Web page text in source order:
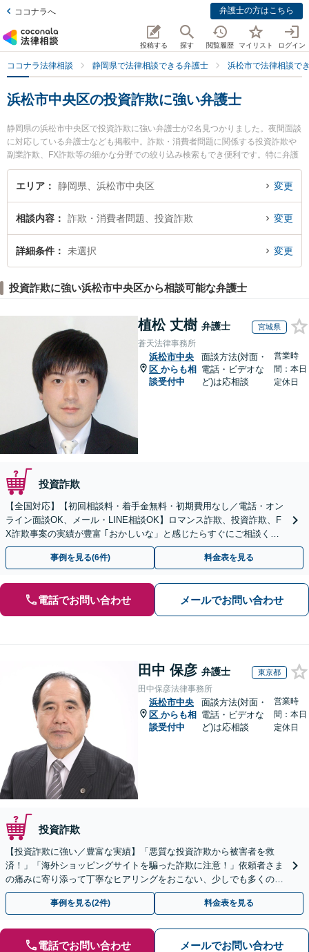
ココナラへ 弁護士の方はこちら
投稿する 探す 閲覧履歴 マイリスト ログイン
ココナラ法律相談 静岡県で法律相談できる弁護士 浜松市で法律相談で
浜松市中央区の投資詐欺に強い弁護士
静岡県の浜松市中央区で投資詐欺に強い弁護士が2名見つかりました。夜間面談
に対応している弁護士なども掲載中。詐欺・消費者問題に関係する投資詐欺や
副業詐欺、FX詐欺等の細かな分野での絞り込み検索もでき便利です。特に弁護
士法人名城法律事務所 浜松事務所の河野 正弁護士や上島法律事務所の岩田 祐
志弁護士のプロフィール情報や弁護士費用、強みなどが注目されています。
たい』『初回相談無料で投資詐欺を法律相談できる浜松市中央区内の弁護士に
相談予約したい』などでお困りの相談者さんにおすすめです。
エリア 静岡県、浜松市中央区 変更
相談内容 詐欺・消費者問題、投資詐欺 変更
詳細条件 未選択 変更
投資詐欺に強い浜松市中央区から相談可能な弁護士
植松 丈樹 弁護士 宮城県
蒼天法律事務所
浜松市中央
区 からも相
談受付中
面談方法(対面・
電話・ビデオな
ど)は応相談
営業時
間：本日
定休日
投資詐欺
【全国対応】【初回相談料・着手金無料・初期費用なし／電話・オン
ライン面談OK、メール・LINE相談OK】ロマンス詐欺、投資詐欺、F
X詐欺事案の実績が豊富 ｢おかしいな」と感じたらすぐにご相談くだ
さい。
事例を見る(6件) 料金表を見る
電話でお問い合わせ メールでお問い合わせ
田中 保彦 弁護士 東京都
田中保彦法律事務所
浜松市中央
区 からも相
談受付中
面談方法(対面・
電話・ビデオな
ど)は応相談
営業時
間：本日
定休日
投資詐欺
【投資詐欺に強い／豊富な実績】「悪質な投資詐欺から被害者を救
済！」「海外ショッピングサイトを騙った詐欺に注意！」依頼者さま
の痛みに寄り添って丁寧なヒアリングをおこない、少しでも多くの返
金が得られるよう尽力します！
事例を見る(2件) 料金表を見る
電話でお問い合わせ メールでお問い合わせ